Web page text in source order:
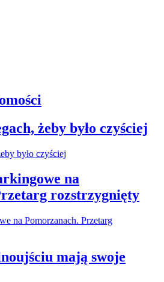
żeby było czyściej
na
rozstrzygnięty
mają swoje